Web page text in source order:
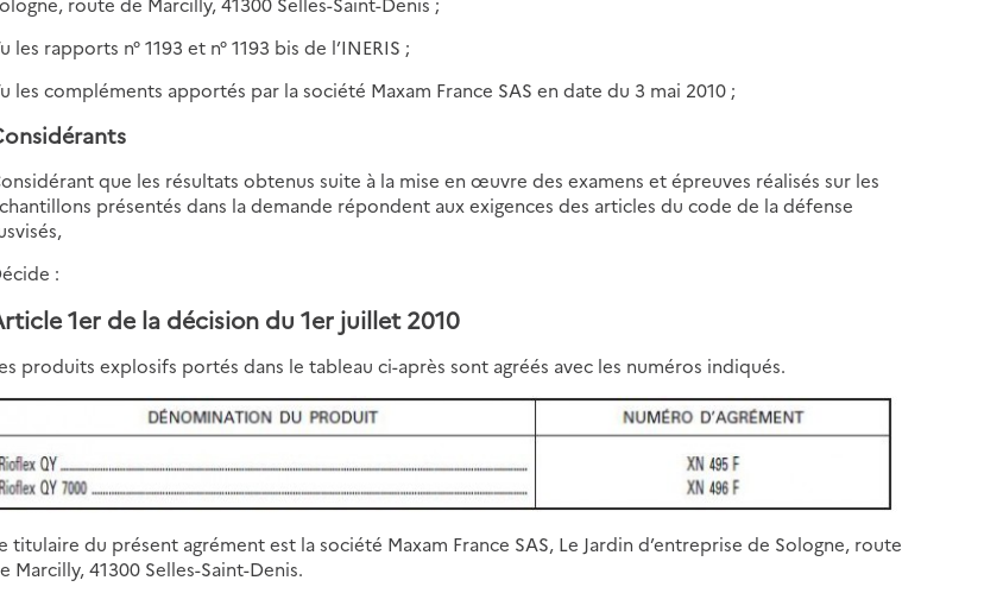
les rapports n° 1193 et n° 1193 bis de l’INERIS ;
les compléments apportés par la société Maxam France SAS en date du 3 mai 2010 ;
que les résultats obtenus suite à la mise en œuvre des examens et épreuves réalisés sur les
présentés dans la demande répondent aux exigences des articles du code de la défense
:
1er de la décision du 1er juillet 2010
produits explosifs portés dans le tableau ci-après sont agréés avec les numéros indiqués.
titulaire du présent agrément est la société Maxam France SAS, Le Jardin d’entreprise de Sologne, route
Marcilly, 41300 Selles-Saint-Denis.